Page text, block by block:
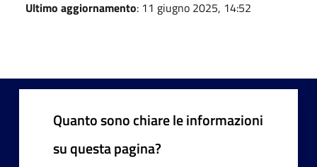
Ultimo aggiornamento: 11 giugno 2025, 14:52
Quanto sono chiare le informazioni
su questa pagina?